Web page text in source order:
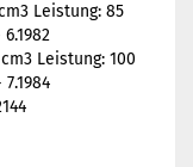
Leistung: 85
Leistung: 100